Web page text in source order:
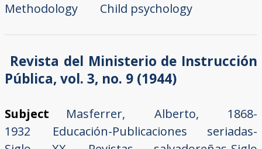
Methodology
Child psychology
Revista del Ministerio de Instrucción
Pública, vol. 3, no. 9 (1944)
Subject
Masferrer, Alberto, 1868-
1932
Educación-Publicaciones seriadas-